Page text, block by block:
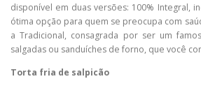
disponível em duas versões: 100% Integral,
ótima opção para quem se preocupa com
a Tradicional, consagrada por ser um
salgadas ou sanduíches de forno, que você
Torta fria de salpicão